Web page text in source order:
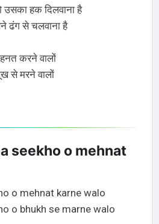
हक दिलवाना है
ढंग से चलवाना है
करने वालों
से मरने वालों
seekho o mehnat
o mehnat karne walo
o bhukh se marne walo